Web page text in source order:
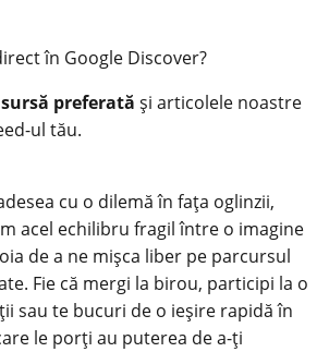
în Google Discover?
sursă preferată și articolele noastre
ul tău.
cu o dilemă în fața oglinzii,
acel echilibru fragil între o imagine
de a ne mișca liber pe parcursul
Fie că mergi la birou, participi la o
sau te bucuri de o ieșire rapidă în
le porți au puterea de a-ți